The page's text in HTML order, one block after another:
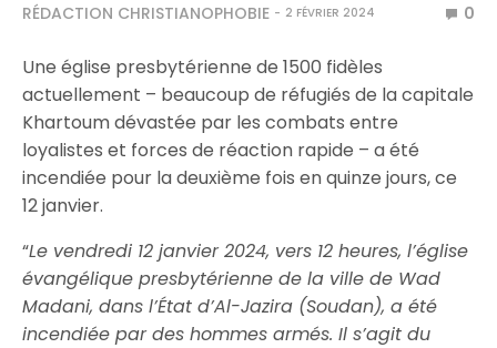
RÉDACTION CHRISTIANOPHOBIE 2 FÉVRIER 2024 0
Une église presbytérienne de 1500 fidèles
actuellement – beaucoup de réfugiés de la capitale
Khartoum dévastée par les combats entre
loyalistes et forces de réaction rapide – a été
incendiée pour la deuxième fois en quinze jours, ce
12 janvier.
“Le vendredi 12 janvier 2024, vers 12 heures, l’église
évangélique presbytérienne de la ville de Wad
Madani, dans l’État d’Al-Jazira (Soudan), a été
incendiée par des hommes armés. Il s’agit du